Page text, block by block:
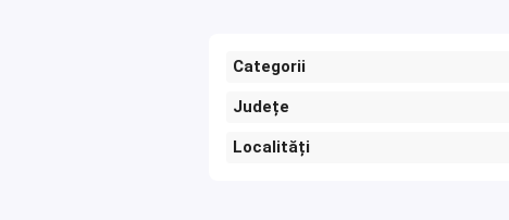
Categorii
Județe
Localități